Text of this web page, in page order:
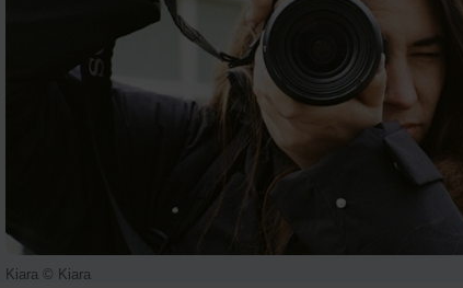
Kiara © Kiara